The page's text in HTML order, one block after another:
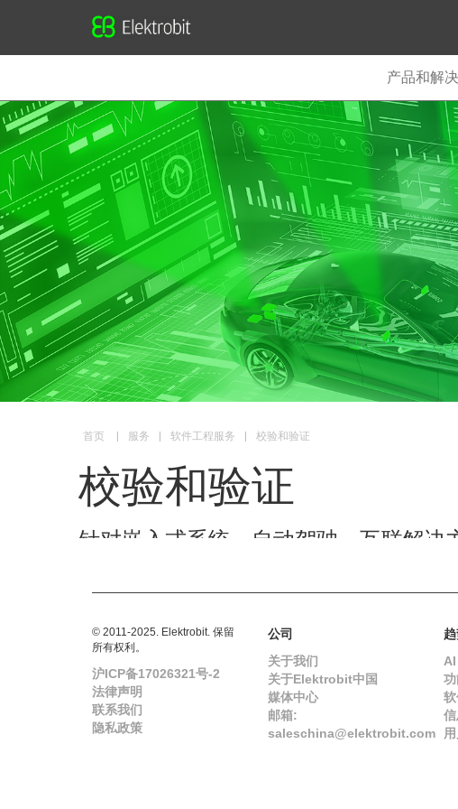
产品和解
首页 | 服务 | 软件工程服务 | 校验和验证
校验和验证
针对嵌入式系统、自动驾驶、互联解决
© 2011-2025. Elektrobit. 保留
所有权利。
沪ICP备17026321号-2
法律声明
联系我们
隐私政策
公司
关于我们
关于Elektrobit中国
媒体中心
邮箱:
saleschina@elektrobit.com
AI
软